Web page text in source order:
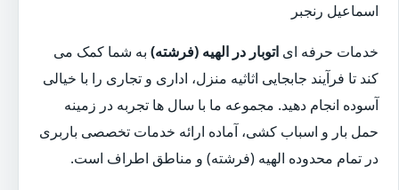
اسماعیل رنجبر
خدمات حرفه ای اتوبار در الهیه (فرشته) به شما کمک می
کند تا فرآیند جابجایی اثاثیه منزل، اداری و تجاری را با خیالی
آسوده انجام دهید. مجموعه ما با سال ها تجربه در زمینه
حمل بار و اسباب کشی، آماده ارائه خدمات تخصصی باربری
در تمام محدوده الهیه (فرشته) و مناطق اطراف است.